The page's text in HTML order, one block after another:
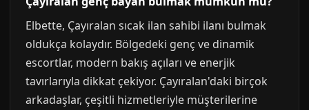
Elbette, Çayıralan sıcak ilan sahibi ilanı bulmak
oldukça kolaydır. Bölgedeki genç ve dinamik
escortlar, modern bakış açıları ve enerjik
tavırlarıyla dikkat çekiyor. Çayıralan'daki birçok
arkadaşlar, çeşitli hizmetleriyle müşterilerine